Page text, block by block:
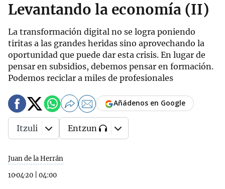
Levantando la economía (II)
La transformación digital no se logra poniendo
tiritas a las grandes heridas sino aprovechando la
oportunidad que puede dar esta crisis. En lugar de
pensar en subsidios, debemos pensar en formación.
Podemos reciclar a miles de profesionales
Juan de la Herrán
10·04·20
04:00
Añádenos en Google
Itzuli Entzun